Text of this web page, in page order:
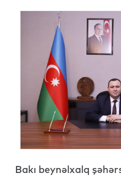
Bakı beynəlxalq